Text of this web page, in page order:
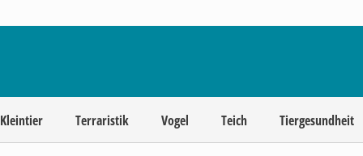
Kleintier Terraristik Vogel Teich Tiergesundheit